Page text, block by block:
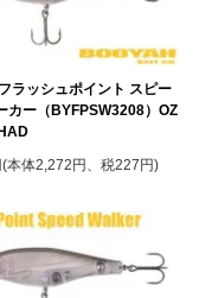
ラッシュポイント スピー
カー（BYFPSW3208）OZ
本体2,272円、税227円)